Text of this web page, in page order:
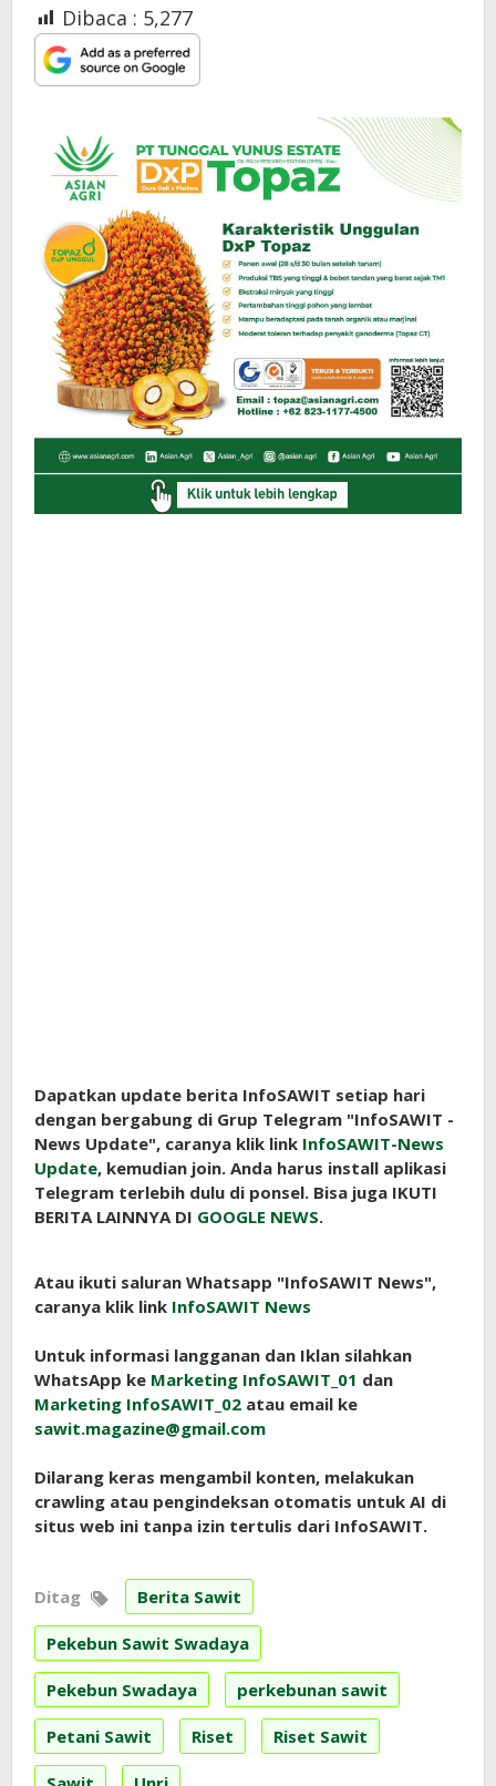
Dibaca : 5,277
Dapatkan update berita InfoSAWIT setiap hari
dengan bergabung di Grup Telegram "InfoSAWIT -
News Update", caranya klik link InfoSAWIT-News
Update, kemudian join. Anda harus install aplikasi
Telegram terlebih dulu di ponsel. Bisa juga IKUTI
BERITA LAINNYA DI GOOGLE NEWS.
Atau ikuti saluran Whatsapp "InfoSAWIT News",
caranya klik link InfoSAWIT News
Untuk informasi langganan dan Iklan silahkan
WhatsApp ke Marketing InfoSAWIT_01 dan
Marketing InfoSAWIT_02 atau email ke
sawit.magazine@gmail.com
Dilarang keras mengambil konten, melakukan
crawling atau pengindeksan otomatis untuk AI di
situs web ini tanpa izin tertulis dari InfoSAWIT.
Ditag Berita Sawit
Pekebun Sawit Swadaya
Pekebun Swadaya perkebunan sawit
Petani Sawit Riset Riset Sawit